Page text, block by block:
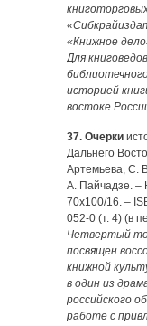
«Книжное
Для
историей
востоке
37. Очерки
Дальнего
Артемьева, С.
А. Пайчадзе. –
70х100/16. –
052-0 (т. 4) (в
Четвертый
посвящен
книжной
в один из
российского
работе с